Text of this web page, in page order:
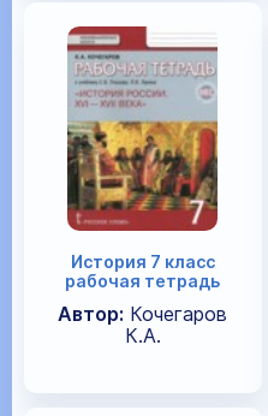
История 7 класс
рабочая тетрадь
Автор: Кочегаров
К.А.